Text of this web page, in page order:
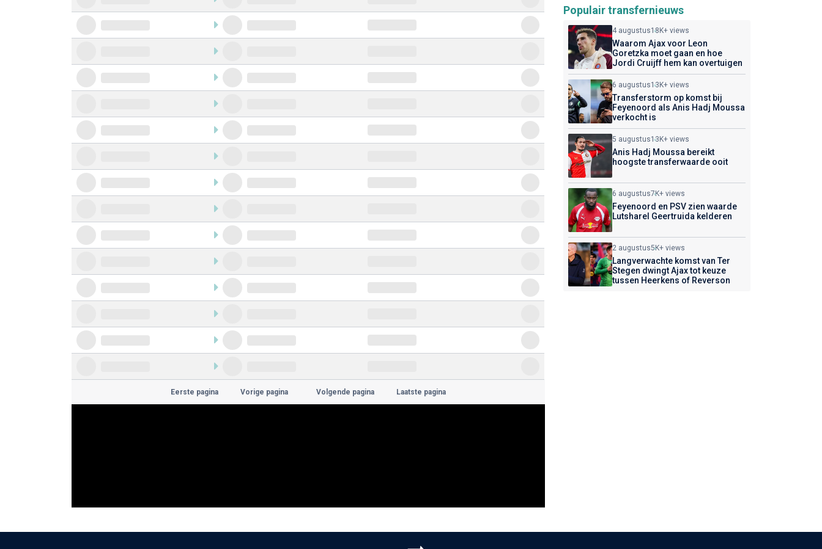
Eerste pagina Vorige pagina Volgende pagina Laatste pagina
Populair transfernieuws
4 augustus18K+ views
Waarom Ajax voor Leon
Goretzka moet gaan en hoe
Jordi Cruijff hem kan overtuigen
6 augustus13K+ views
Transferstorm op komst bij
Feyenoord als Anis Hadj Moussa
verkocht is
5 augustus13K+ views
Anis Hadj Moussa bereikt
hoogste transferwaarde ooit
6 augustus7K+ views
Feyenoord en PSV zien waarde
Lutsharel Geertruida kelderen
2 augustus5K+ views
Langverwachte komst van Ter
Stegen dwingt Ajax tot keuze
tussen Heerkens of Reverson